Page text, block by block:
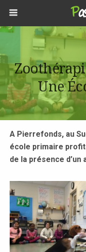
Une
A Pierrefonds, au
école primaire
de la présence